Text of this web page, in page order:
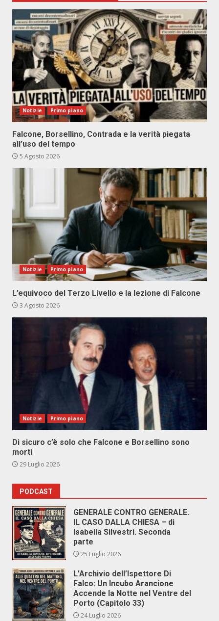
Notizie Primo piano
Falcone, Borsellino, Contrada e la verità piegata
all’uso del tempo
5 Agosto 2026
Notizie Primo piano
L’equivoco del Terzo Livello e la lezione di Falcone
3 Agosto 2026
Notizie Primo piano
Di sicuro c’è solo che Falcone e Borsellino sono
morti
29 Luglio 2026
PODCAST
GENERALE CONTRO GENERALE.
IL CASO DALLA CHIESA – di
Isabella Silvestri. Seconda
parte
25 Luglio 2026
L’Archivio dell’Ispettore Di
Falco: Un Incubo Arancione
Accende la Notte nel Ventre del
Porto (Capitolo 33)
24 Luglio 2026